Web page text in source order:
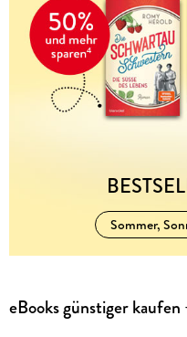
Sommer,
eBooks günstiger